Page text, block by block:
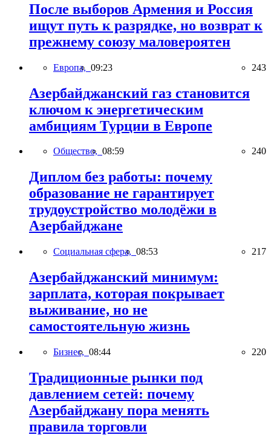
После выборов Армения и Россия
ищут путь к разрядке, но возврат к
прежнему союзу маловероятен
Европа, 09:23 243
Азербайджанский газ становится
ключом к энергетическим
амбициям Турции в Европе
Общество, 08:59 240
Диплом без работы: почему
образование не гарантирует
трудоустройство молодёжи в
Азербайджане
Социальная сфера, 08:53 217
Азербайджанский минимум:
зарплата, которая покрывает
выживание, но не
самостоятельную жизнь
Бизнес, 08:44 220
Традиционные рынки под
давлением сетей: почему
Азербайджану пора менять
правила торговли